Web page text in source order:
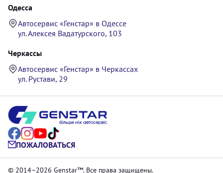
Одесса
Автосервис «Генстар» в Одессе
ул. Алексея Вадатурского, 103
Черкассы
Автосервис «Генстар» в Черкассах
ул. Рустави, 29
ПОЖАЛОВАТЬСЯ
© 2014–2026 Genstar™. Все права защищены.